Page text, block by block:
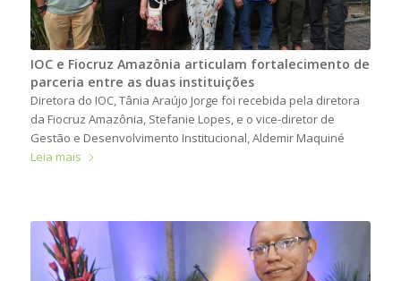
IOC e Fiocruz Amazônia articulam fortalecimento de
parceria entre as duas instituições
Diretora do IOC, Tânia Araújo Jorge foi recebida pela diretora
da Fiocruz Amazônia, Stefanie Lopes, e o vice-diretor de
Gestão e Desenvolvimento Institucional, Aldemir Maquiné
Leia mais